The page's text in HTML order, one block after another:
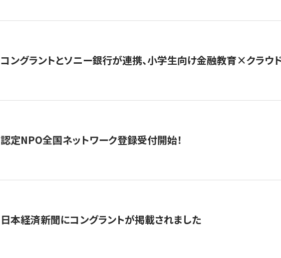
コングラントとソニー銀行が連携、小学生向け金融教育×クラウ
認定NPO全国ネットワーク登録受付開始！
日本経済新聞にコングラントが掲載されました